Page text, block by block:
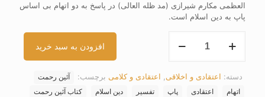
العظمی مکارم شیرازی (مد ظله العالی) در پاسخ به دو اتهام بی اساس
پاپ به دین اسلام است.
آئین
افزودن به سبد خرید
دسته: اعتقادی و اخلاقی اعتقادی و کلامی برچسب:
آئین رحمت
اتهام
اعتقادی پاپ تفسیر دین اسلام
کتاب آئین رحمت